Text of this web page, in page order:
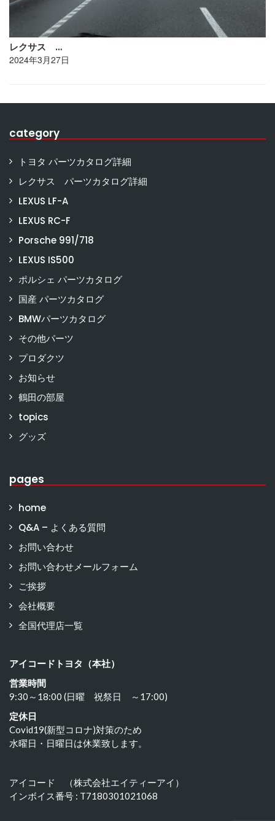
レクサス …
2024年3月27日
category
トヨタ パーツカタログ詳細
レクサス パーツカタログ詳細
LEXUS LF-A
LEXUS RC-F
Porsche 991/718
LEXUS IS500
ポルシェ パーツカタログ
国産 パーツカタログ
BMWパーツカタログ
その他パーツ
プロダクツ
お知らせ
鶴田の部屋
topics
グッズ
pages
home
Q&A – よくある質問
お問い合わせ
お問い合わせメールフォーム
ご挨拶
会社概要
全国代理店一覧
アイコードトヨタ（本社）
営業時間
9:30～18:00 (日曜 祝祭日 ～17:00)
定休日
Covid19(新型コロナ)対策のため
水曜日・日曜日は休業致します。
アイコード （株式会社エイティーアイ）
インボイス番号 : T7180301021068